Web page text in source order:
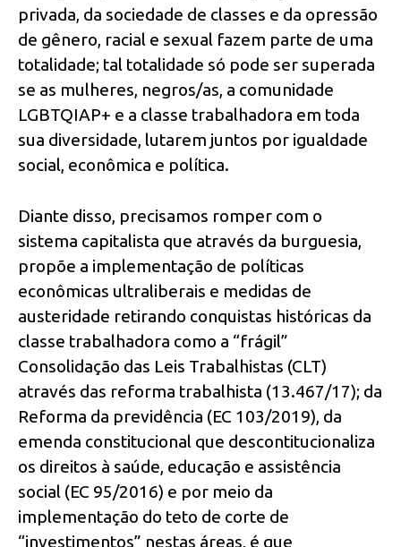
privada, da sociedade de classes e da opressão
de gênero, racial e sexual fazem parte de uma
totalidade; tal totalidade só pode ser superada
se as mulheres, negros/as, a comunidade
LGBTQIAP+ e a classe trabalhadora em toda
sua diversidade, lutarem juntos por igualdade
social, econômica e política.
Diante disso, precisamos romper com o
sistema capitalista que através da burguesia,
propõe a implementação de políticas
econômicas ultraliberais e medidas de
austeridade retirando conquistas históricas da
classe trabalhadora como a “frágil”
Consolidação das Leis Trabalhistas (CLT)
através das reforma trabalhista (13.467/17); da
Reforma da previdência (EC 103/2019), da
emenda constitucional que descontitucionaliza
os direitos à saúde, educação e assistência
social (EC 95/2016) e por meio da
implementação do teto de corte de
“investimentos” nestas áreas, é que